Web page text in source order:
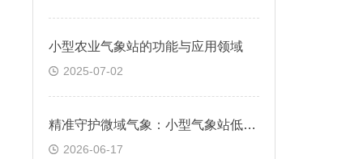
小型农业气象站的功能与应用领域
2025-07-02
精准守护微域气象：小型气象站低功耗长效续航运行，减少后期投入成本
2026-06-17